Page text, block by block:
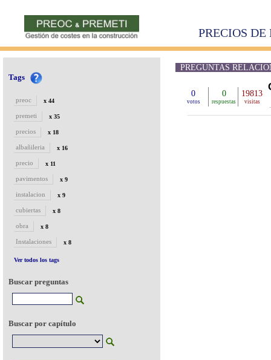
PRECIOS
Tags
preoc x 44
premeti x 35
precios x 18
albañileria x 16
precio x 11
pavimentos x 9
instalacion x 9
cubiertas x 8
obra x 8
Instalaciones x 8
Ver todos los tags
Buscar preguntas
Buscar por capítulo
PREGUNTAS
0
votos
0
respuestas
19813
visitas